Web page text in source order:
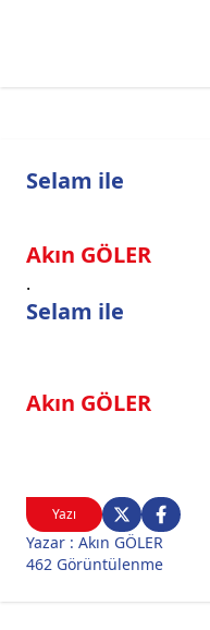
Yazı
Yazar : Akın GÖLER
462 Görüntülenme
Selam ile
Akın GÖLER
Selam ile
Akın GÖLER
.